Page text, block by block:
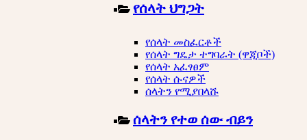
የሰላት ህግጋት
የሰላት መስፈርቶች
የሰላት ግዴታ ተግባራት (ዋጂቦች)
የሰላት አፈፃፀም
የሰላት ሱናዎች
ሰላትን የሚያበላሹ
ሰላትን የተወ ሰው ብይን